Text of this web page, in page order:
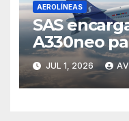
AEROLÍNEAS
SAS
A330neo
flota de
JUL 1, 2026